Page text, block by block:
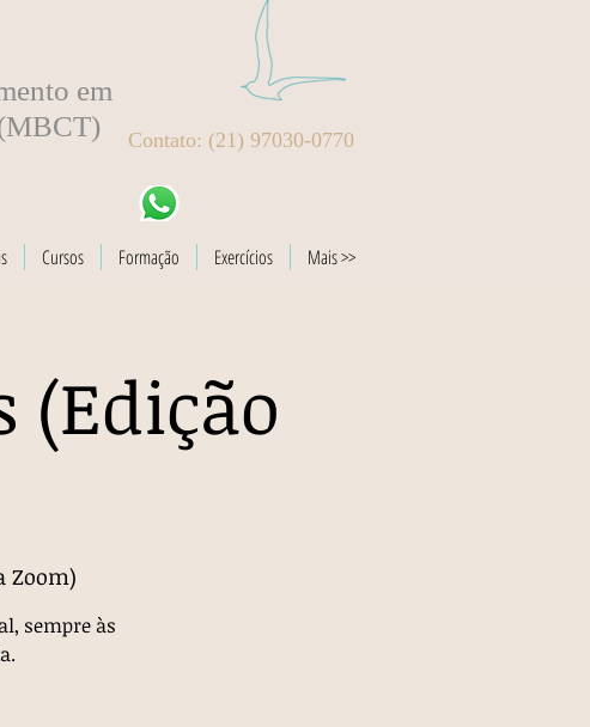
em
Contato: (21) 97030-0770
Cursos Formação Exercícios Mais >>
(Edição
Zoom)
sempre às